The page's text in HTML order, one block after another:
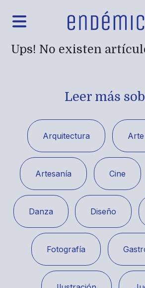
Ups! No existen
Leer más
Arquitectura
Artesanía Cine
Danza Diseño
Fotografía